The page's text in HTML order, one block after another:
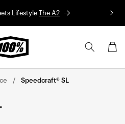
Lifestyle The A2
Panier
Speedcraft® SL